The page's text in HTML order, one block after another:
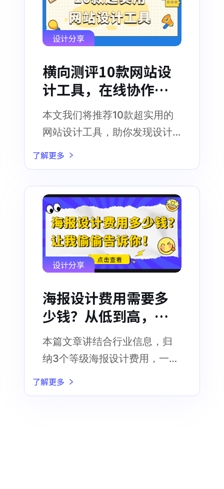
设计分享
横向测评10款网站设
计工具，在线协作成
趋势！
本文我们将推荐10款超实用的
网站设计工具，助你发现设计
灵感，提高设计效率
了解更多
设计分享
海报设计费用需要多
少钱？从低到高，等
级划分！
本篇文章讲结合行业信息，归
纳3个等级海报设计费用，一起
来看看吧
了解更多